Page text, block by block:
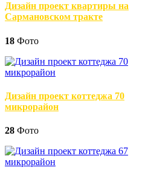
Дизайн проект квартиры на
Сармановском тракте
18 Фото
Дизайн проект коттеджа 70
микрорайон
28 Фото